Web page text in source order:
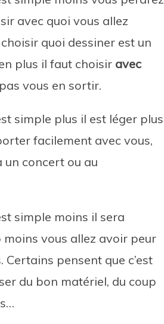
avec quoi vous allez
quoi dessiner est un
plus il faut choisir avec
vous en sortir.
simple plus il est léger plus
facilement avec vous,
un concert ou au
simple moins il sera
moins vous allez avoir peur
Certains pensent que c’est
du bon matériel, du coup